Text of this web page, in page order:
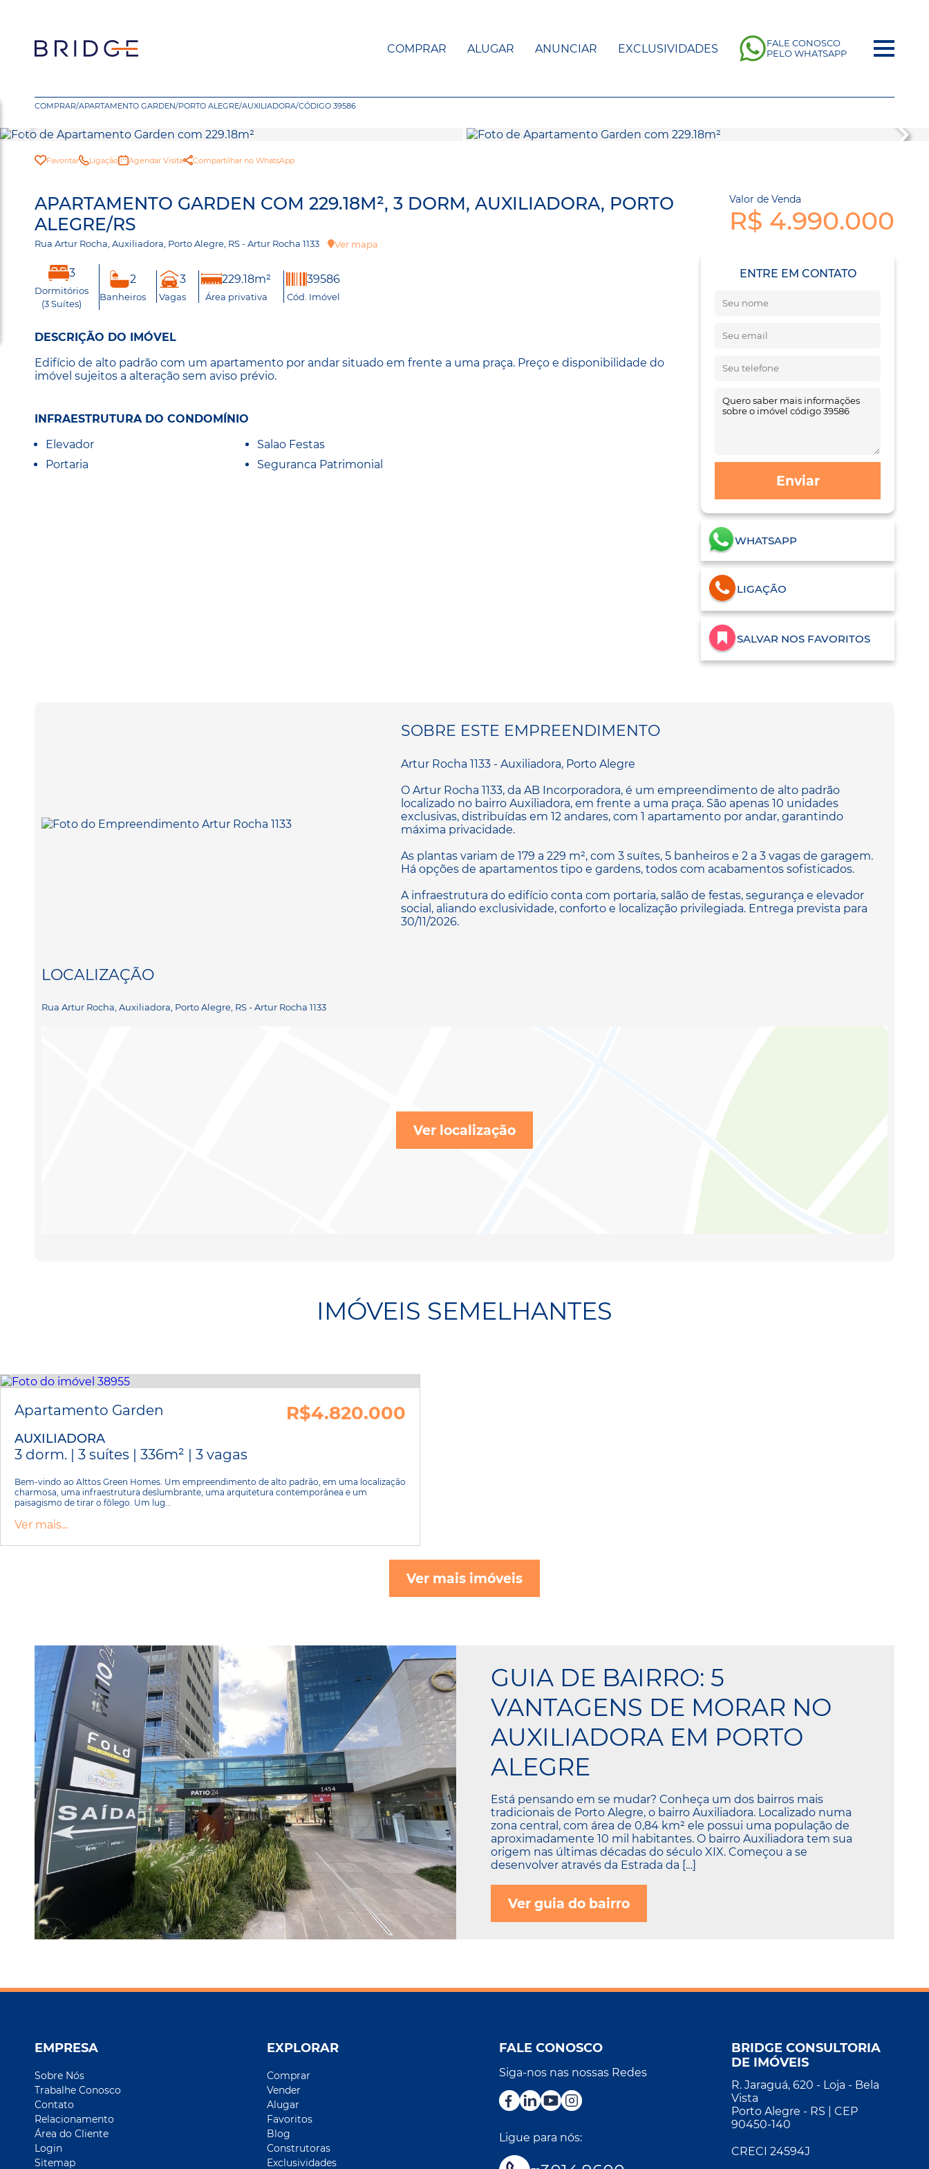
COMPRAR ALUGAR ANUNCIAR EXCLUSIVIDADES
FALE CONOSCO
PELO WHATSAPP
COMPRAR/APARTAMENTO GARDEN/PORTO ALEGRE/AUXILIADORA/CÓDIGO 39586
Favoritar Ligação Agendar Visita Compartilhar no WhatsApp
APARTAMENTO GARDEN COM 229.18M², 3 DORM, AUXILIADORA, PORTO
ALEGRE/RS
Rua Artur Rocha, Auxiliadora, Porto Alegre, RS - Artur Rocha 1133 Ver mapa
Valor de Venda
R$ 4.990.000
3
Dormitórios
(3 Suítes)
2
Banheiros
3
Vagas
229.18m²
Área privativa
39586
Cód. Imóvel
DESCRIÇÃO DO IMÓVEL
Edifício de alto padrão com um apartamento por andar situado em frente a uma praça. Preço e disponibilidade do
imóvel sujeitos a alteração sem aviso prévio.
INFRAESTRUTURA DO CONDOMÍNIO
Elevador
Portaria
Salao Festas
Seguranca Patrimonial
ENTRE EM CONTATO
Enviar
WHATSAPP
LIGAÇÃO
SALVAR NOS FAVORITOS
SOBRE ESTE EMPREENDIMENTO
Artur Rocha 1133 - Auxiliadora, Porto Alegre
O Artur Rocha 1133, da AB Incorporadora, é um empreendimento de alto padrão
localizado no bairro Auxiliadora, em frente a uma praça. São apenas 10 unidades
exclusivas, distribuídas em 12 andares, com 1 apartamento por andar, garantindo
máxima privacidade.
As plantas variam de 179 a 229 m², com 3 suítes, 5 banheiros e 2 a 3 vagas de garagem.
Há opções de apartamentos tipo e gardens, todos com acabamentos sofisticados.
A infraestrutura do edifício conta com portaria, salão de festas, segurança e elevador
social, aliando exclusividade, conforto e localização privilegiada. Entrega prevista para
30/11/2026.
LOCALIZAÇÃO
Rua Artur Rocha, Auxiliadora, Porto Alegre, RS - Artur Rocha 1133
Ver localização
IMÓVEIS SEMELHANTES
Apartamento Garden R$4.820.000
AUXILIADORA
3 dorm. | 3 suítes | 336m² | 3 vagas
Bem-vindo ao Alttos Green Homes. Um empreendimento de alto padrão, em uma localização
charmosa, uma infraestrutura deslumbrante, uma arquitetura contemporânea e um
paisagismo de tirar o fôlego. Um lug...
Ver mais...
Ver mais imóveis
GUIA DE BAIRRO: 5
VANTAGENS DE MORAR NO
AUXILIADORA EM PORTO
ALEGRE
Está pensando em se mudar? Conheça um dos bairros mais
tradicionais de Porto Alegre, o bairro Auxiliadora. Localizado numa
zona central, com área de 0,84 km² ele possui uma população de
aproximadamente 10 mil habitantes. O bairro Auxiliadora tem sua
origem nas últimas décadas do século XIX. Começou a se
desenvolver através da Estrada da […]
Ver guia do bairro
EMPRESA
Sobre Nós
Trabalhe Conosco
Contato
Relacionamento
Área do Cliente
Login
Sitemap
EXPLORAR
Comprar
Vender
Alugar
Favoritos
Blog
Construtoras
Exclusividades
FALE CONOSCO
Siga-nos nas nossas Redes
Ligue para nós:
BRIDGE CONSULTORIA
DE IMÓVEIS
R. Jaraguá, 620 - Loja - Bela
Vista
Porto Alegre - RS | CEP
90450-140
CRECI 24594J